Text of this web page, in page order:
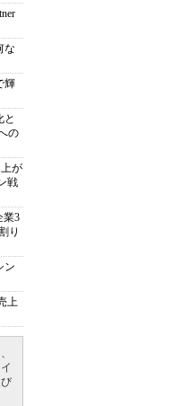
な
輝
と
の
が
戦
業3
り
ン
上